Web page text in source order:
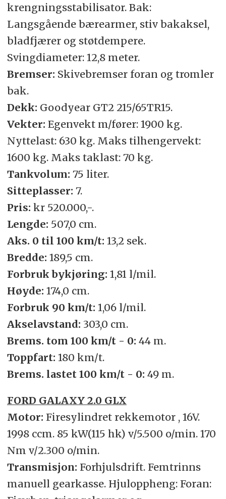
krengningsstabilisator. Bak:
Langsgående bærearmer, stiv bakaksel,
bladfjærer og støtdempere.
Svingdiameter: 12,8 meter.
Bremser: Skivebremser foran og tromler
bak.
Dekk: Goodyear GT2 215/65TR15.
Vekter: Egenvekt m/fører: 1900 kg.
Nyttelast: 630 kg. Maks tilhengervekt:
1600 kg. Maks taklast: 70 kg.
Tankvolum: 75 liter.
Sitteplasser: 7.
Pris: kr 520.000,-.
Lengde: 507,0 cm.
Aks. 0 til 100 km/t: 13,2 sek.
Bredde: 189,5 cm.
Forbruk bykjøring: 1,81 l/mil.
Høyde: 174,0 cm.
Forbruk 90 km/t: 1,06 l/mil.
Akselavstand: 303,0 cm.
Brems. tom 100 km/t - 0: 44 m.
Toppfart: 180 km/t.
Brems. lastet 100 km/t - 0: 49 m.
FORD GALAXY 2.0 GLX
Motor: Firesylindret rekkemotor , 16V.
1998 ccm. 85 kW(115 hk) v/5.500 o/min. 170
Nm v/2.300 o/min.
Transmisjon: Forhjulsdrift. Femtrinns
manuell gearkasse. Hjuloppheng: Foran: